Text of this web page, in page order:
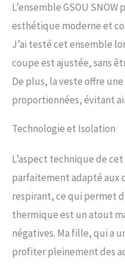
L’ensemble GSOU
esthétique moderne et
J’ai testé cet ensemble
coupe est ajustée, sans
De plus, la veste offre
proportionnées, évitant
Technologie et Isolation
L’aspect technique de
parfaitement adapté aux
respirant, ce qui permet
thermique est un atout
négatives. Ma fille, qui a
profiter pleinement des